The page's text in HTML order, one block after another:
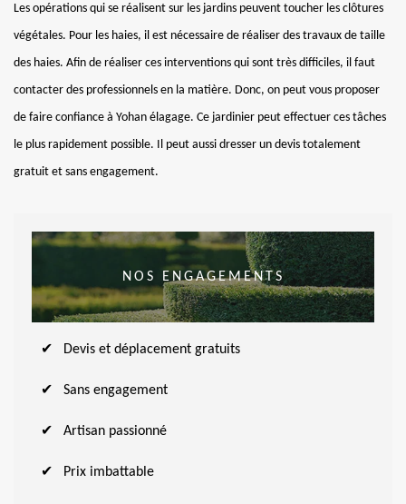
Les opérations qui se réalisent sur les jardins peuvent toucher les clôtures
végétales. Pour les haies, il est nécessaire de réaliser des travaux de taille
des haies. Afin de réaliser ces interventions qui sont très difficiles, il faut
contacter des professionnels en la matière. Donc, on peut vous proposer
de faire confiance à Yohan élagage. Ce jardinier peut effectuer ces tâches
le plus rapidement possible. Il peut aussi dresser un devis totalement
gratuit et sans engagement.
NOS ENGAGEMENTS
Devis et déplacement gratuits
Sans engagement
Artisan passionné
Prix imbattable